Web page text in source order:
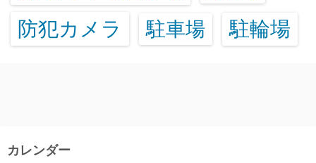
防犯カメラ 駐車場 駐輪場
カレンダー